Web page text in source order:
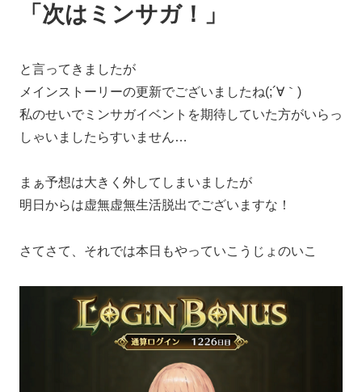
「次はミンサガ！」
と言ってきましたが
メインストーリーの更新でございましたね(;´∀｀)
私のせいでミンサガイベントを期待していた方がいらっ
しゃいましたらすいません…
まぁ予想は大きく外してしまいましたが
明日からは虚無虚無生活脱出でございますな！
さてさて、それでは本日もやっていこうじょのいこ